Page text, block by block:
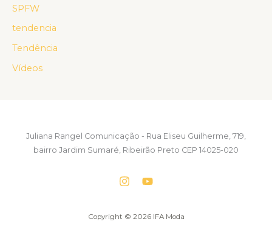
SPFW
tendencia
Tendência
Vídeos
Juliana Rangel Comunicação - Rua Eliseu Guilherme, 719,
bairro Jardim Sumaré, Ribeirão Preto CEP 14025-020
Copyright © 2026 IFA Moda